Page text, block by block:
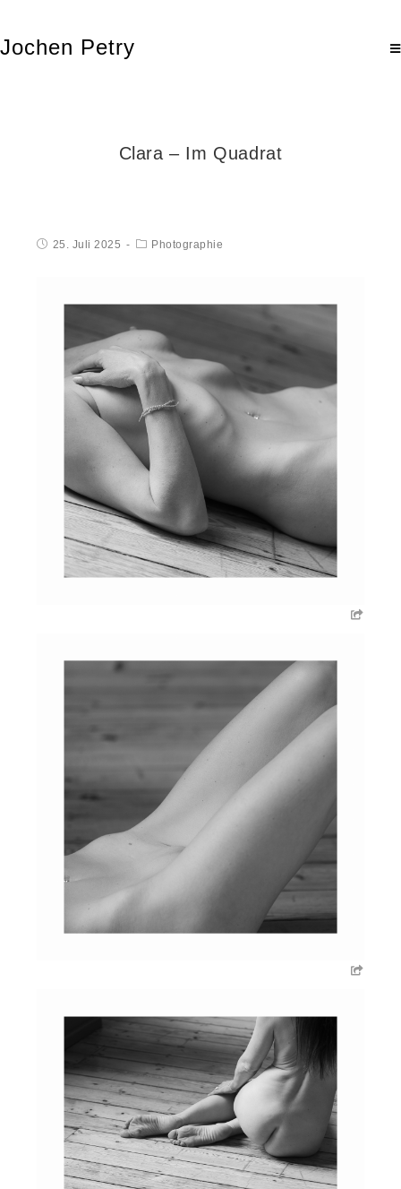
Jochen Petry
Clara – Im Quadrat
25. Juli 2025 Photographie